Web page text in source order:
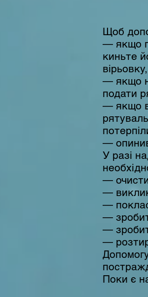
Щоб
— якщо
киньте
— якщо
подати
— якщо
—
У разі
—
—
—
—
—
—
Поки є